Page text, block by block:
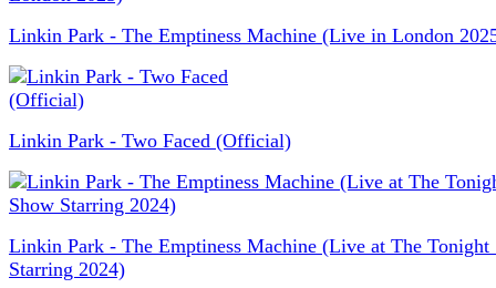
Linkin Park - The Emptiness Machine (Live in London
Linkin Park - Two Faced (Official)
Linkin Park - The Emptiness Machine (Live at The Tonight
Starring 2024)